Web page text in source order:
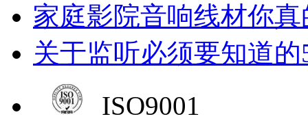
家庭影院音响线材你
关于监听必须要知道的
ISO9001